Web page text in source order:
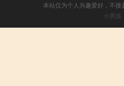
本站仅为个人兴趣爱好，不接
小男孩